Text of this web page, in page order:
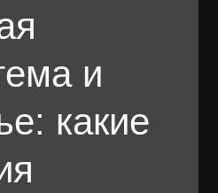
и
какие